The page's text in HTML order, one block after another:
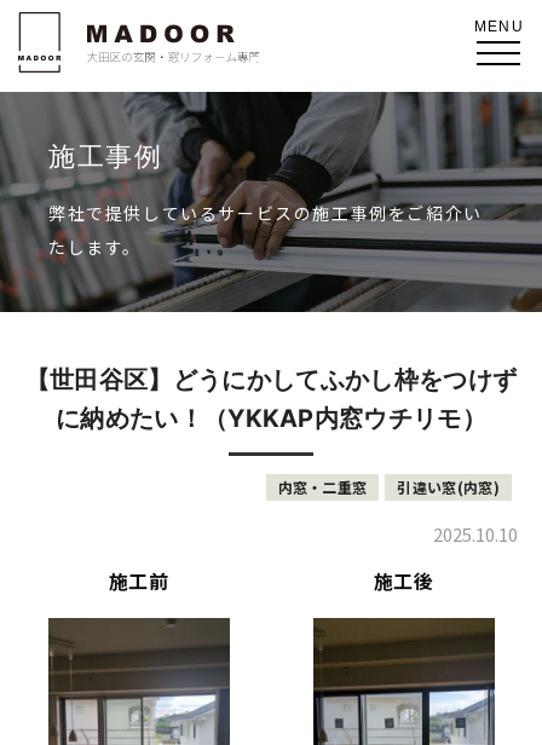
施工事例
弊社で提供しているサービスの施工事例をご紹介い
たします。
【世田谷区】どうにかしてふかし枠をつけず
に納めたい！（YKKAP内窓ウチリモ）
内窓・二重窓 引違い窓(内窓)
2025.10.10
施工前 施工後